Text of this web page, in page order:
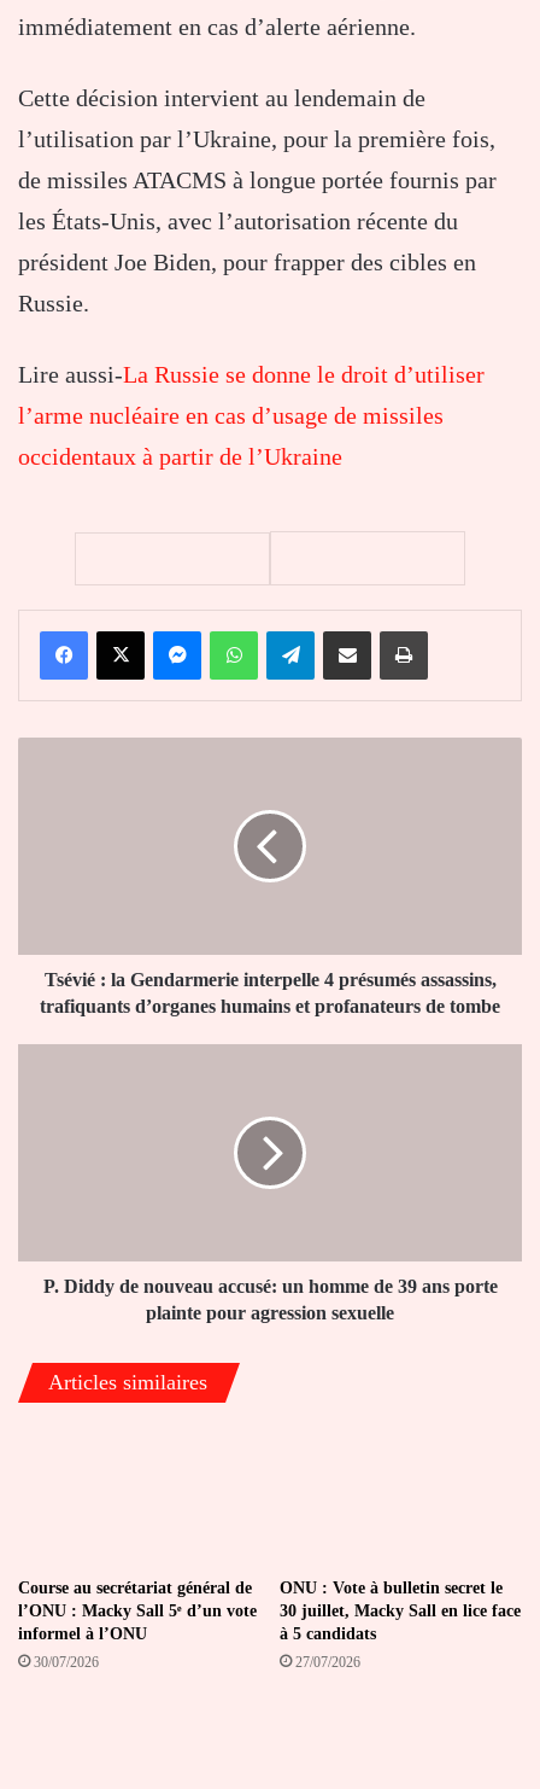
immédiatement en cas d’alerte aérienne.
Cette décision intervient au lendemain de
l’utilisation par l’Ukraine, pour la première fois,
de missiles ATACMS à longue portée fournis par
les États-Unis, avec l’autorisation récente du
président Joe Biden, pour frapper des cibles en
Russie.
Lire aussi-La Russie se donne le droit d’utiliser
l’arme nucléaire en cas d’usage de missiles
occidentaux à partir de l’Ukraine
FacebookX MessengerWhatsAppTelegramPartager par email Imprimer
trafiquants
d’organes
humains
Tsévié : la Gendarmerie interpelle 4 présumés assassins,
trafiquants d’organes humains et profanateurs de tombe
39
pour
agression
P. Diddy de nouveau accusé: un homme de 39 ans porte
plainte pour agression sexuelle
Articles similaires
Course au secrétariat général de
l’ONU : Macky Sall 5ᵉ d’un vote
informel à l’ONU
30/07/2026
ONU : Vote à bulletin secret le
30 juillet, Macky Sall en lice face
à 5 candidats
27/07/2026